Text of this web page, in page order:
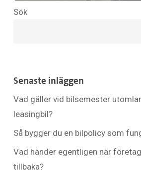
Sök
Senaste inläggen
Vad gäller vid bilsemester
leasingbil?
Så bygger du en bilpolicy som
Vad händer egentligen när
tillbaka?